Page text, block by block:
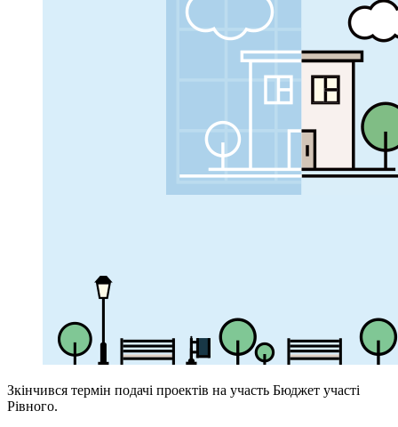
Зкінчився термін подачі проектів на участь Бюджет участі
Рівного.